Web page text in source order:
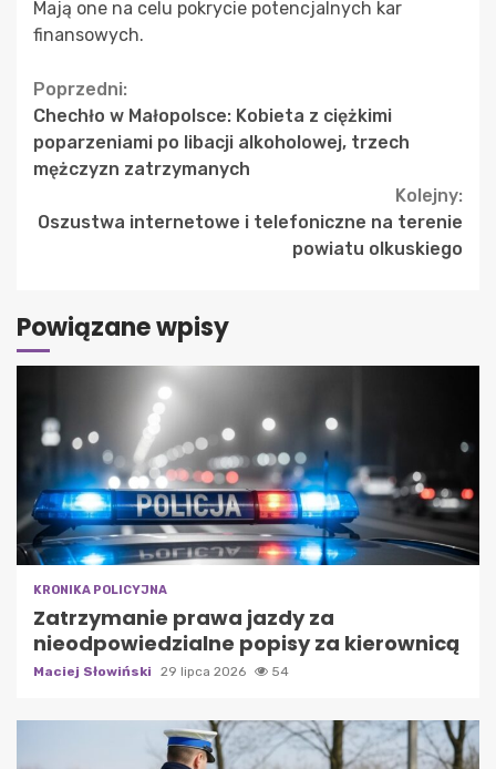
Mają one na celu pokrycie potencjalnych kar
finansowych.
Continue
Reading
Poprzedni:
Chechło w Małopolsce: Kobieta z ciężkimi
poparzeniami po libacji alkoholowej, trzech
mężczyzn zatrzymanych
Kolejny:
Oszustwa internetowe i telefoniczne na terenie
powiatu olkuskiego
Powiązane wpisy
KRONIKA POLICYJNA
Zatrzymanie prawa jazdy za
nieodpowiedzialne popisy za kierownicą
Maciej Słowiński 29 lipca 2026 54